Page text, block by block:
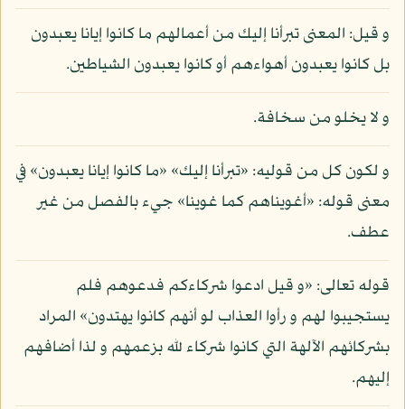
و قيل: المعنى تبرأنا إليك من أعمالهم ما كانوا إيانا يعبدون
بل كانوا يعبدون أهواءهم أو كانوا يعبدون الشياطين.
و لا يخلو من سخافة.
و لكون كل من قوليه: «تبرأنا إليك» «ما كانوا إيانا يعبدون» في
معنى قوله: «أغويناهم كما غوينا» جيء بالفصل من غير
عطف.
قوله تعالى: «و قيل ادعوا شركاءكم فدعوهم فلم
يستجيبوا لهم و رأوا العذاب لو أنهم كانوا يهتدون» المراد
بشركائهم الآلهة التي كانوا شركاء لله بزعمهم و لذا أضافهم
إليهم.